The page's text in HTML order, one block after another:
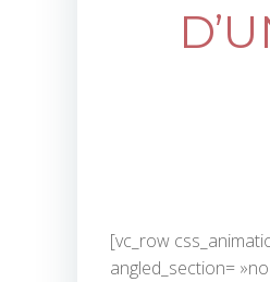
[vc_row
angled_section=